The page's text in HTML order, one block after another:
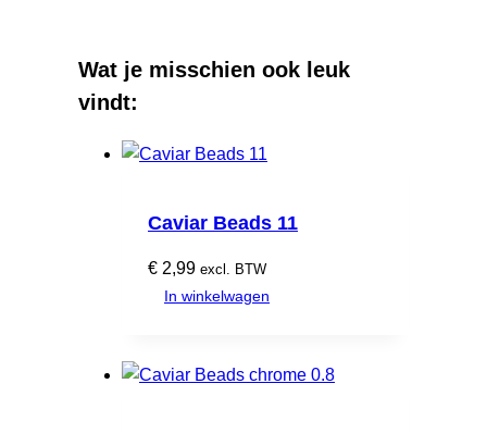
Wat je misschien ook leuk
vindt:
Caviar Beads 11
€ 2,99 excl. BTW
In winkelwagen